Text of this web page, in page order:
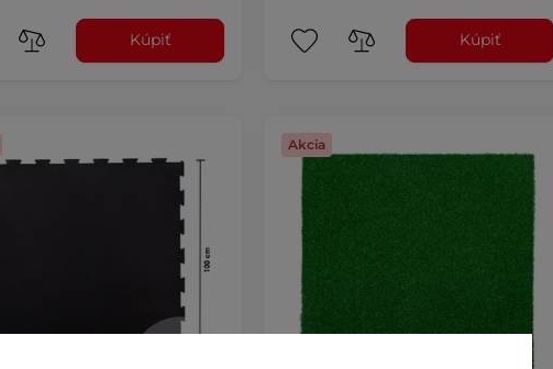
Kúpiť Kúpiť
Akcia